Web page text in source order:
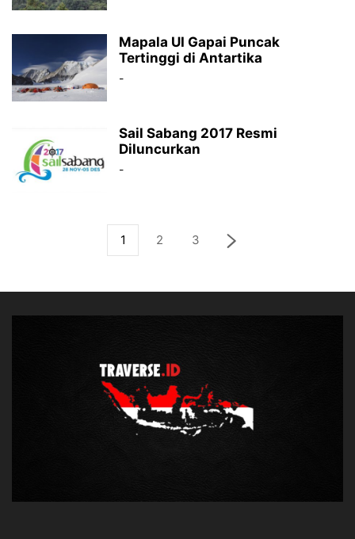
Mapala UI Gapai Puncak
Tertinggi di Antartika
-
Sail Sabang 2017 Resmi
Diluncurkan
-
1 2 3